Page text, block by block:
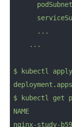
      ...
$ kubectl apply
$
kubectl get
NAME
nginx-study-